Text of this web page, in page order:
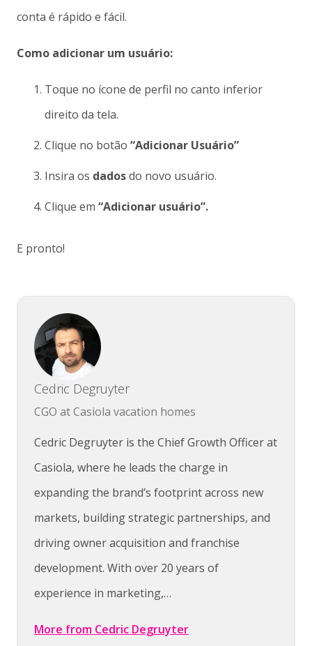
conta é rápido e fácil.
Como adicionar um usuário:
Toque no ícone de perfil no canto inferior
direito da tela.
Clique no botão “Adicionar Usuário”
Insira os dadosdo novo usuário.
Clique em “Adicionar usuário”.
E pronto!
Cedric Degruyter
CGO at Casiola vacation homes
Cedric Degruyter is the Chief Growth Officer at
Casiola, where he leads the charge in
expanding the brand’s footprint across new
markets, building strategic partnerships, and
driving owner acquisition and franchise
development. With over 20 years of
experience in marketing,…
More from Cedric Degruyter